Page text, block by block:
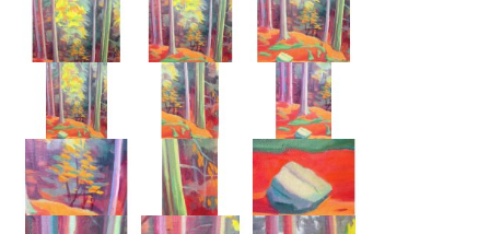
Helmut Diekmann
Hermann Dieste
August Lange-Brock
Ludwig (Luis) Neu
Ferdinand Springer